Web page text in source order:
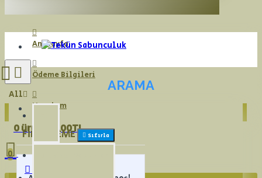
Anasayfa
Ödeme Bilgileri
Hesabım
All
0 ürün - 0,00TL
0
ARAMA
FILTRELEME Sıfırla
Alt Kategoriler